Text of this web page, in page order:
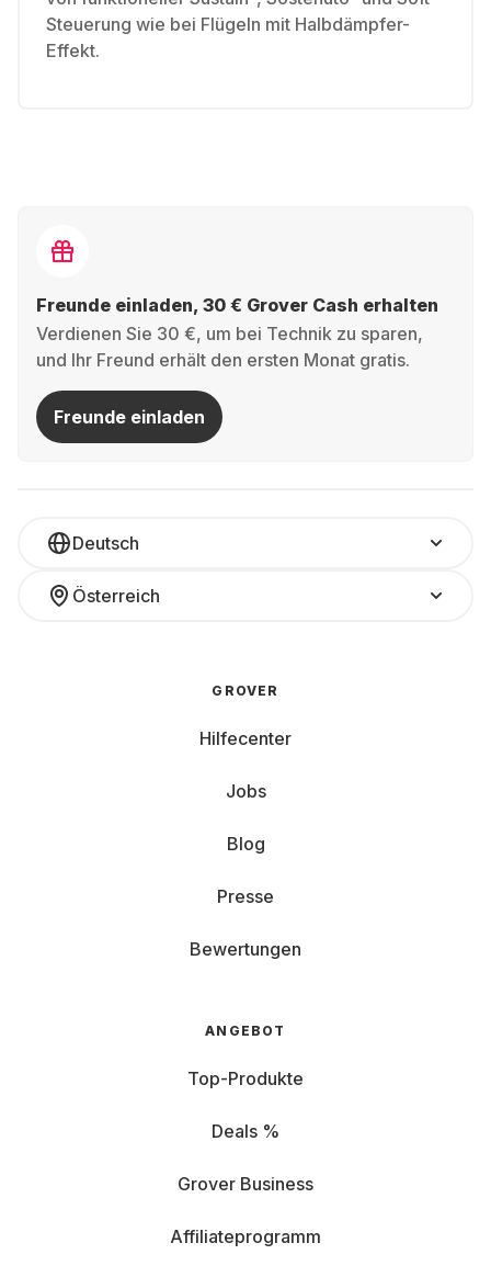
Steuerung wie bei Flügeln mit Halbdämpfer-
Effekt.
Freunde einladen, 30 € Grover Cash erhalten
Verdienen Sie 30 €, um bei Technik zu sparen,
und Ihr Freund erhält den ersten Monat gratis.
Freunde einladen
Deutsch
Österreich
GROVER
Hilfecenter
Jobs
Blog
Presse
Bewertungen
ANGEBOT
Top-Produkte
Deals %
Grover Business
Affiliateprogramm